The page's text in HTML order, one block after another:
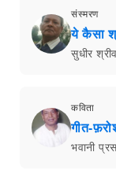
संस्मरण
ये कैसा
सुधीर
कविता
गीत-
भवानी